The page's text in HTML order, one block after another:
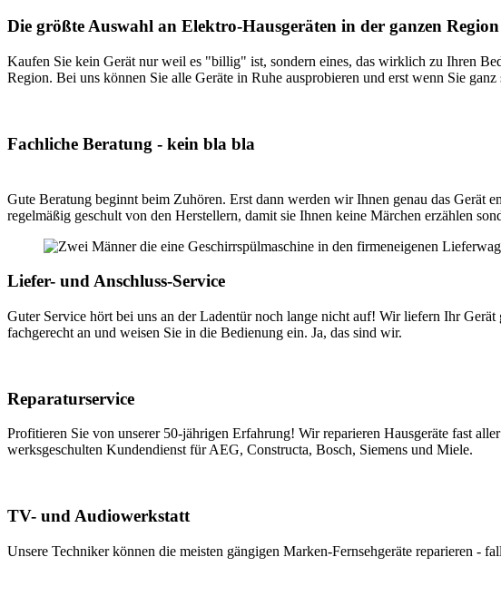
Die größte Auswahl an Elektro-Hausgeräten in der ganzen
Kaufen Sie kein Gerät nur weil es "billig" ist, sondern eines, das wirklich zu Ihren
Region. Bei uns können Sie alle Geräte in Ruhe ausprobieren und erst wenn Sie
Fachliche Beratung - kein bla bla
Gute Beratung beginnt beim Zuhören. Erst dann werden wir Ihnen genau das Gerät
regelmäßig geschult von den Herstellern, damit sie Ihnen keine Märchen erzählen
Liefer- und Anschluss-Service
Guter Service hört bei uns an der Ladentür noch lange nicht auf! Wir liefern Ihr
fachgerecht an und weisen Sie in die Bedienung ein. Ja, das sind wir.
Reparaturservice
Profitieren Sie von unserer 50-jährigen Erfahrung! Wir reparieren Hausgeräte fast
werksgeschulten Kundendienst für AEG, Constructa, Bosch, Siemens und Miele.
TV- und Audiowerkstatt
Unsere Techniker können die meisten gängigen Marken-Fernsehgeräte reparieren -